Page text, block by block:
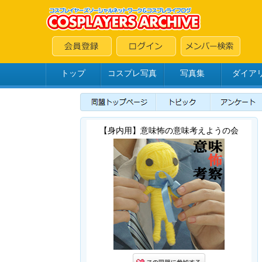
トップ コスプレ写真 写真集 ダイア
【身内用】意味怖の意味考えようの会